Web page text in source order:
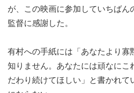
が、この映画に参加していちばん
監督に感謝した。
有村への手紙には「あなたより寡
知りません。あなたには頑なにこ
だわり続けてほしい」と書かれて